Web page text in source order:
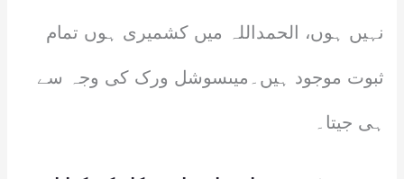
نہیں ہوں، الحمداللہ میں کشمیری ہوں تمام
ثبوت موجود ہیں۔میںسوشل ورک کی وجہ سے
ہی جیتا۔